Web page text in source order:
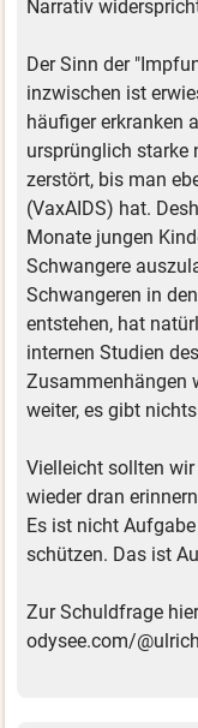
Narrativ
Der Sinn der
inzwischen ist
häufiger erkranken
ursprünglich starke
zerstört, bis man
(VaxAIDS) hat.
Monate jungen
Schwangere
Schwangeren in
entstehen, hat
internen Studien
Zusammenhängen
weiter, es gibt
Vielleicht sollten
wieder dran
Es ist nicht
schützen. Das ist
Zur Schuldfrage
odysee.com/